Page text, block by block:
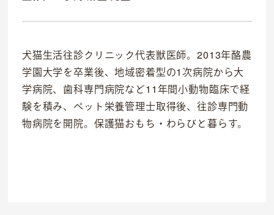
犬猫生活往診クリニック代表獣医師。2013年酪農
学園大学を卒業後、地域密着型の1次病院から大
学病院、歯科専門病院など11年間小動物臨床で経
験を積み、ペット栄養管理士取得後、往診専門動
物病院を開院。保護猫おもち・わらびと暮らす。